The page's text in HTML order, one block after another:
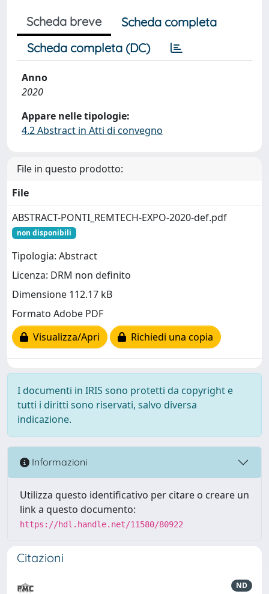
Scheda breve
Scheda completa
Scheda completa (DC)
Anno
2020
Appare nelle tipologie:
4.2 Abstract in Atti di convegno
File in questo prodotto:
File
ABSTRACT-PONTI_REMTECH-EXPO-2020-def.pdf
non disponibili
Tipologia: Abstract
Licenza: DRM non definito
Dimensione 112.17 kB
Formato Adobe PDF
Visualizza/Apri
Richiedi una copia
I documenti in IRIS sono protetti da copyright e
tutti i diritti sono riservati, salvo diversa
indicazione.
Informazioni
Utilizza questo identificativo per citare o creare un
link a questo documento:
https://hdl.handle.net/11580/80922
Citazioni
ND